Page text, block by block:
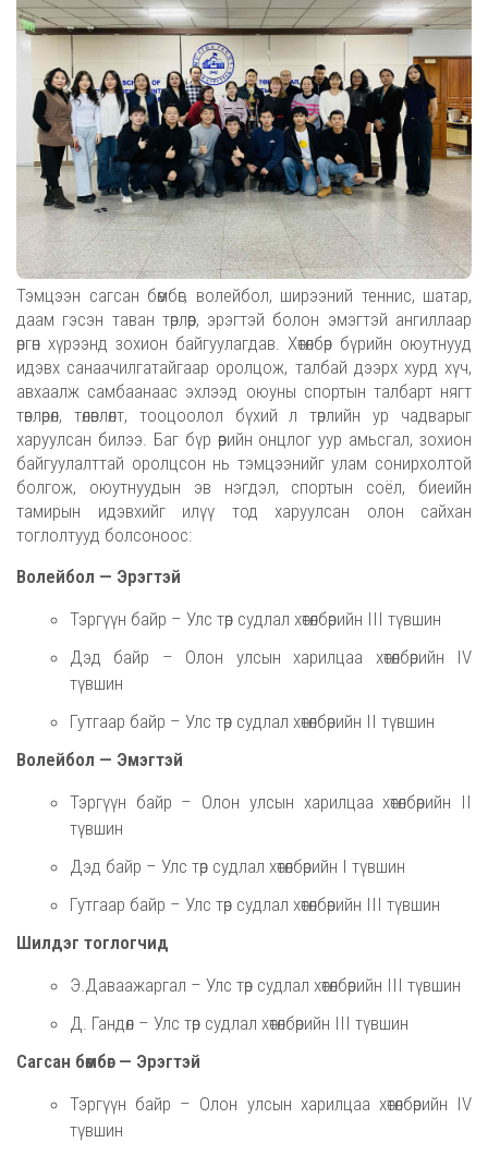
Тэмцээн сагсан бөмбөг, волейбол, ширээний теннис, шатар,
даам гэсэн таван төрлөөр, эрэгтэй болон эмэгтэй ангиллаар
өргөн хүрээнд зохион байгуулагдав. Хөтөлбөр бүрийн оюутнууд
идэвх санаачилгатайгаар оролцож, талбай дээрх хурд хүч,
авхаалж самбаанаас эхлээд оюуны спортын талбарт нягт
төвлөрөл, төлөвлөлт, тооцоолол бүхий л төрлийн ур чадварыг
харуулсан билээ. Баг бүр өөрийн онцлог уур амьсгал, зохион
байгуулалттай оролцсон нь тэмцээнийг улам сонирхолтой
болгож, оюутнуудын эв нэгдэл, спортын соёл, биеийн
тамирын идэвхийг илүү тод харуулсан олон сайхан
тоглолтууд болсоноос:
Волейбол — Эрэгтэй
Тэргүүн байр – Улс төр судлал хөтөлбөрийн III түвшин
Дэд байр – Олон улсын харилцаа хөтөлбөрийн IV
түвшин
Гутгаар байр – Улс төр судлал хөтөлбөрийн II түвшин
Волейбол — Эмэгтэй
Тэргүүн байр – Олон улсын харилцаа хөтөлбөрийн II
түвшин
Дэд байр – Улс төр судлал хөтөлбөрийн I түвшин
Гутгаар байр – Улс төр судлал хөтөлбөрийн III түвшин
Шилдэг тоглогчид
Э.Даваажаргал – Улс төр судлал хөтөлбөрийн III түвшин
Д. Гандөл – Улс төр судлал хөтөлбөрийн III түвшин
Сагсан бөмбөг — Эрэгтэй
Тэргүүн байр – Олон улсын харилцаа хөтөлбөрийн IV
түвшин